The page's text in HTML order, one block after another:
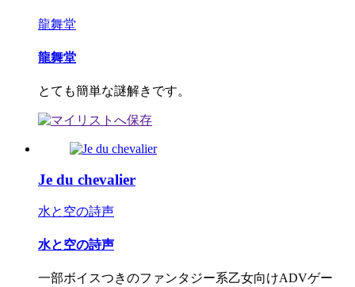
龍舞堂
龍舞堂
とても簡単な謎解きです。
Je du chevalier
水と空の詩声
水と空の詩声
一部ボイスつきのファンタジー系乙女向けADVゲー